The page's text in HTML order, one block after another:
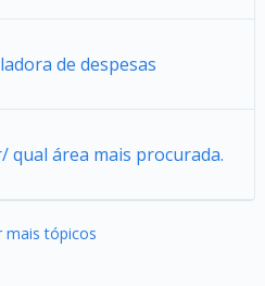
de despesas
qual área mais procurada.
mais tópicos